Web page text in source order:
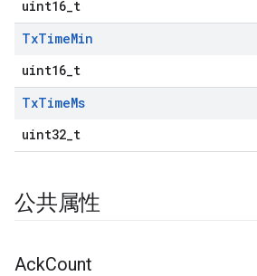
uint16_t
TxTimeMin
uint16_t
TxTimeMs
uint32_t
公共属性
AckCount